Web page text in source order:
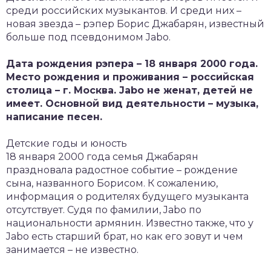
среди российских музыкантов. И среди них –
новая звезда – рэпер Борис Джабарян, известный
больше под псевдонимом Jabo.
Дата рождения рэпера – 18 января 2000 года.
Место рождения и проживания – российская
столица – г. Москва. Jabo не женат, детей не
имеет. Основной вид деятельности – музыка,
написание песен.
Детские годы и юность
18 января 2000 года семья Джабарян
праздновала радостное событие – рождение
сына, названного Борисом. К сожалению,
информация о родителях будущего музыканта
отсутствует. Судя по фамилии, Jabo по
национальности армянин. Известно также, что у
Jabo есть старший брат, но как его зовут и чем
занимается – не известно.